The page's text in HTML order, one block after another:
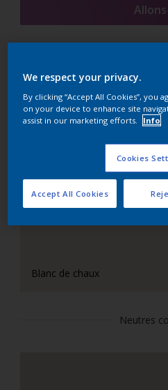
Suggestions
Le Blanc
Blanc de chaux
Neutres
We respect your privacy.
By clicking “Accept All Cookies”, you
on your device to enhance site
assist in our marketing efforts.
Info
Cookies
Accept All Cookies